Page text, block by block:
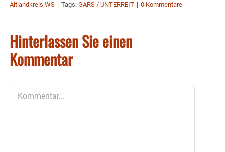
Altlandkreis WS | Tags: GARS / UNTERREIT | 0 Kommentare
Hinterlassen Sie einen
Kommentar